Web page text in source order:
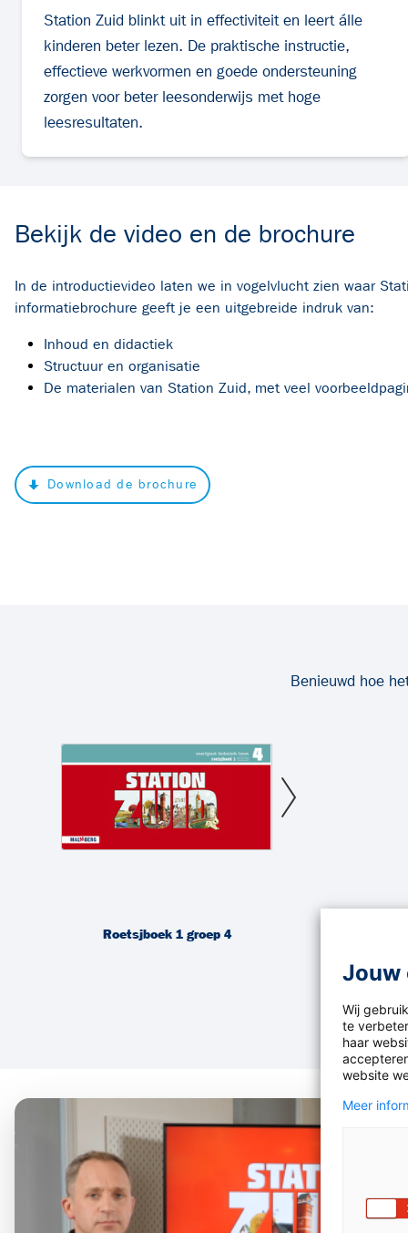
Station Zuid blinkt uit in effectiviteit en leert álle
kinderen beter lezen. De praktische instructie,
effectieve werkvormen en goede ondersteuning
zorgen voor beter leesonderwijs met hoge
leesresultaten.
Bekijk de video en de brochure
In de introductievideo laten we in vogelvlucht zien waar
informatiebrochure geeft je een uitgebreide indruk van:
Inhoud en didactiek
Structuur en organisatie
De materialen van Station Zuid, met veel
Download de brochure
Benieuwd hoe
Roetsjboek 1 groep 4
Jouw
Wij
te
haar
website
Meer